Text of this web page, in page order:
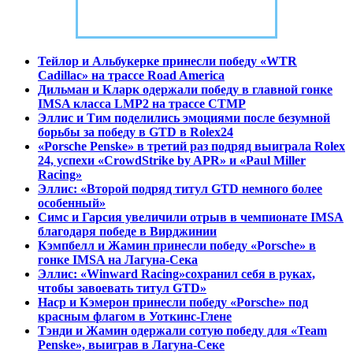
Тейлор и Альбукерке принесли победу «WTR
Cadillac» на трассе Road America
Дильман и Кларк одержали победу в главной гонке
IMSA класса LMP2 на трассе CTMP
Эллис и Тим поделились эмоциями после безумной
борьбы за победу в GTD в Rolex24
«Porsche Penske» в третий раз подряд выиграла Rolex
24, успехи «CrowdStrike by APR» и «Paul Miller
Racing»
Эллис: «Второй подряд титул GTD немного более
особенный»
Симс и Гарсия увеличили отрыв в чемпионате IMSA
благодаря победе в Вирджинии
Кэмпбелл и Жамин принесли победу «Porsche» в
гонке IMSA на Лагуна-Сека
Эллис: «Winward Racing»сохранил себя в руках,
чтобы завоевать титул GTD»
Наср и Кэмерон принесли победу «Porsche» под
красным флагом в Уоткинс-Глене
Тэнди и Жамин одержали сотую победу для «Team
Penske», выиграв в Лагуна-Секе